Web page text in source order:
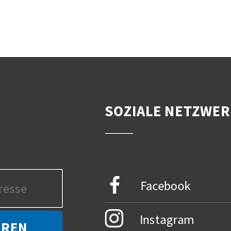
SOZIALE
Facebook
Instagram